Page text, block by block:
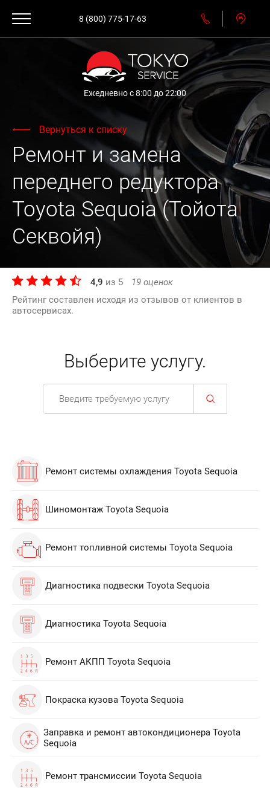
8 (800) 775-17-63
Ежедневно с 8:00 до 22:00
Вернуться к списку
Ремонт и замена
переднего редуктора
Toyota Sequoia (Тойота
Секвойя)
4,9 из 5 19 оценок
Рейтинг составлен исходя из отзывов от клиентов в
автосервисах.
Выберите услугу.
Ремонт системы охлаждения Toyota Sequoia
Шиномонтаж Toyota Sequoia
Ремонт топливной системы Toyota Sequoia
Диагностика подвески Toyota Sequoia
Диагностика Toyota Sequoia
Ремонт АКПП Toyota Sequoia
Покраска кузова Toyota Sequoia
Заправка и ремонт автокондиционера Toyota
Sequoia
Ремонт трансмиссии Toyota Sequoia